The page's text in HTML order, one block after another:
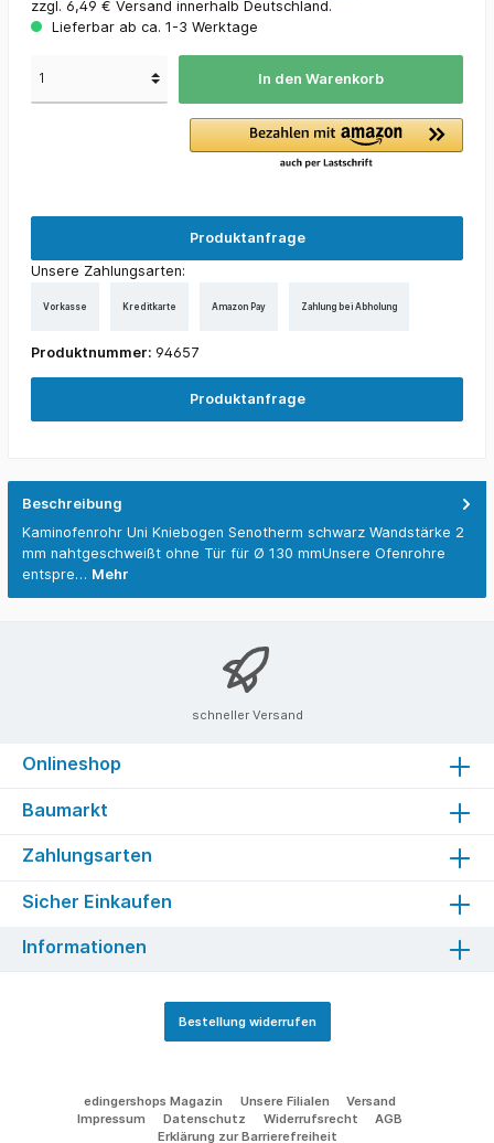
zzgl. 6,49 € Versand innerhalb Deutschland.
Lieferbar ab ca. 1-3 Werktage
In den Warenkorb
Produktanfrage
Unsere Zahlungsarten:
Vorkasse Kreditkarte Amazon Pay Zahlung bei Abholung
Produktnummer: 94657
Produktanfrage
Beschreibung
Kaminofenrohr Uni Kniebogen Senotherm schwarz Wandstärke 2
mm nahtgeschweißt ohne Tür für Ø 130 mmUnsere Ofenrohre
entspre… Mehr
schneller Versand
Onlineshop
Baumarkt
Zahlungsarten
Sicher Einkaufen
Informationen
Bestellung widerrufen
edingershops Magazin Unsere Filialen
Versand
Impressum
Datenschutz Widerrufsrecht
AGB
Erklärung zur Barrierefreiheit